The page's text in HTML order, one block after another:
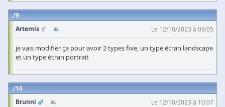
9
Artemis
Le 12/10/2023 à 09:05
je vais modifier ça pour avoir 2 types fixe, un type écran landscape
et un type écran portrait
10
Brunni
Le 12/10/2023 à 10:07